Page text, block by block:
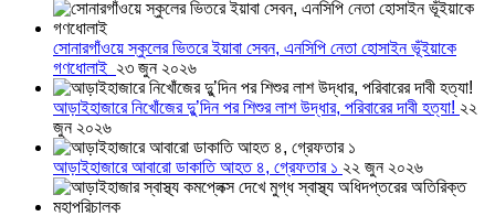
সোনারগাঁওয়ে স্কুলের ভিতরে ইয়াবা সেবন, এনসিপি নেতা হোসাইন ভূঁইয়াকে
গণধোলাই ২৩ জুন ২০২৬
আড়াইহাজারে নিখোঁজের দুু’দিন পর শিশুর লাশ উদ্ধার, পরিবারের দাবী হত্যা! ২২
জুন ২০২৬
আড়াইহাজারে আবারো ডাকাতি আহত ৪, গ্রেফতার ১ ২২ জুন ২০২৬